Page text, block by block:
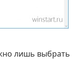
лишь выбрать